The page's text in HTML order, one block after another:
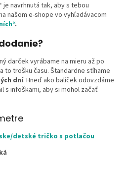
je navrhnutá tak, aby s tebou
našom e-shope vo vyhľadávacom
.
darček vyrábame na mieru až po
to trošku času. Štandardne stíhame
dní. Hneď ako balíček odovzdáme
s infoškami, aby si mohol začať
detské tričko s potlačou